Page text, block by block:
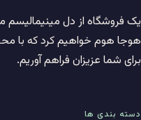
یک فروشگاه از دل
هوجا هوم خواهیم کرد که با
برای شما عزیزان فراهم آوریم.
دسته بندی ها